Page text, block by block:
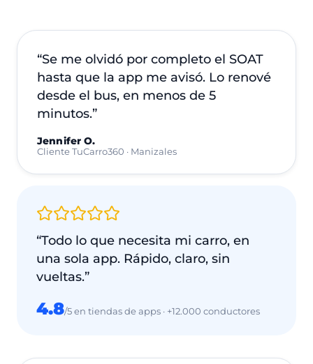
“Se me olvidó por completo el SOAT
hasta que la app me avisó. Lo renové
desde el bus, en menos de 5
minutos.”
Jennifer O.
Cliente TuCarro360 · Manizales
“Todo lo que necesita mi carro, en
una sola app. Rápido, claro, sin
vueltas.”
4.8/5 en tiendas de apps · +12.000 conductores
Daniel M.